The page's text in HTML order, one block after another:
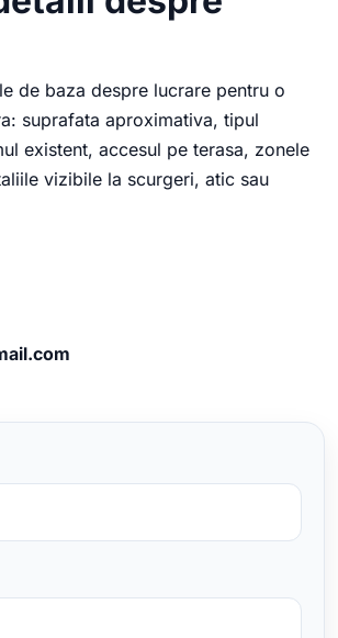
de baza despre lucrare pentru o
suprafata aproximativa, tipul
existent, accesul pe terasa, zonele
vizibile la scurgeri, atic sau